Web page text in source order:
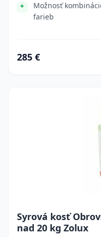
Možnosť
farieb
285 €
Syrová kosť
nad 20 kg Zolux